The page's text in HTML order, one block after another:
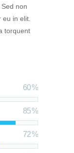
non
in elit.
torquent
60
85
72